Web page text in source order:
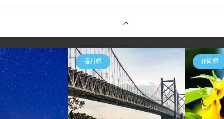
香川県 静岡県